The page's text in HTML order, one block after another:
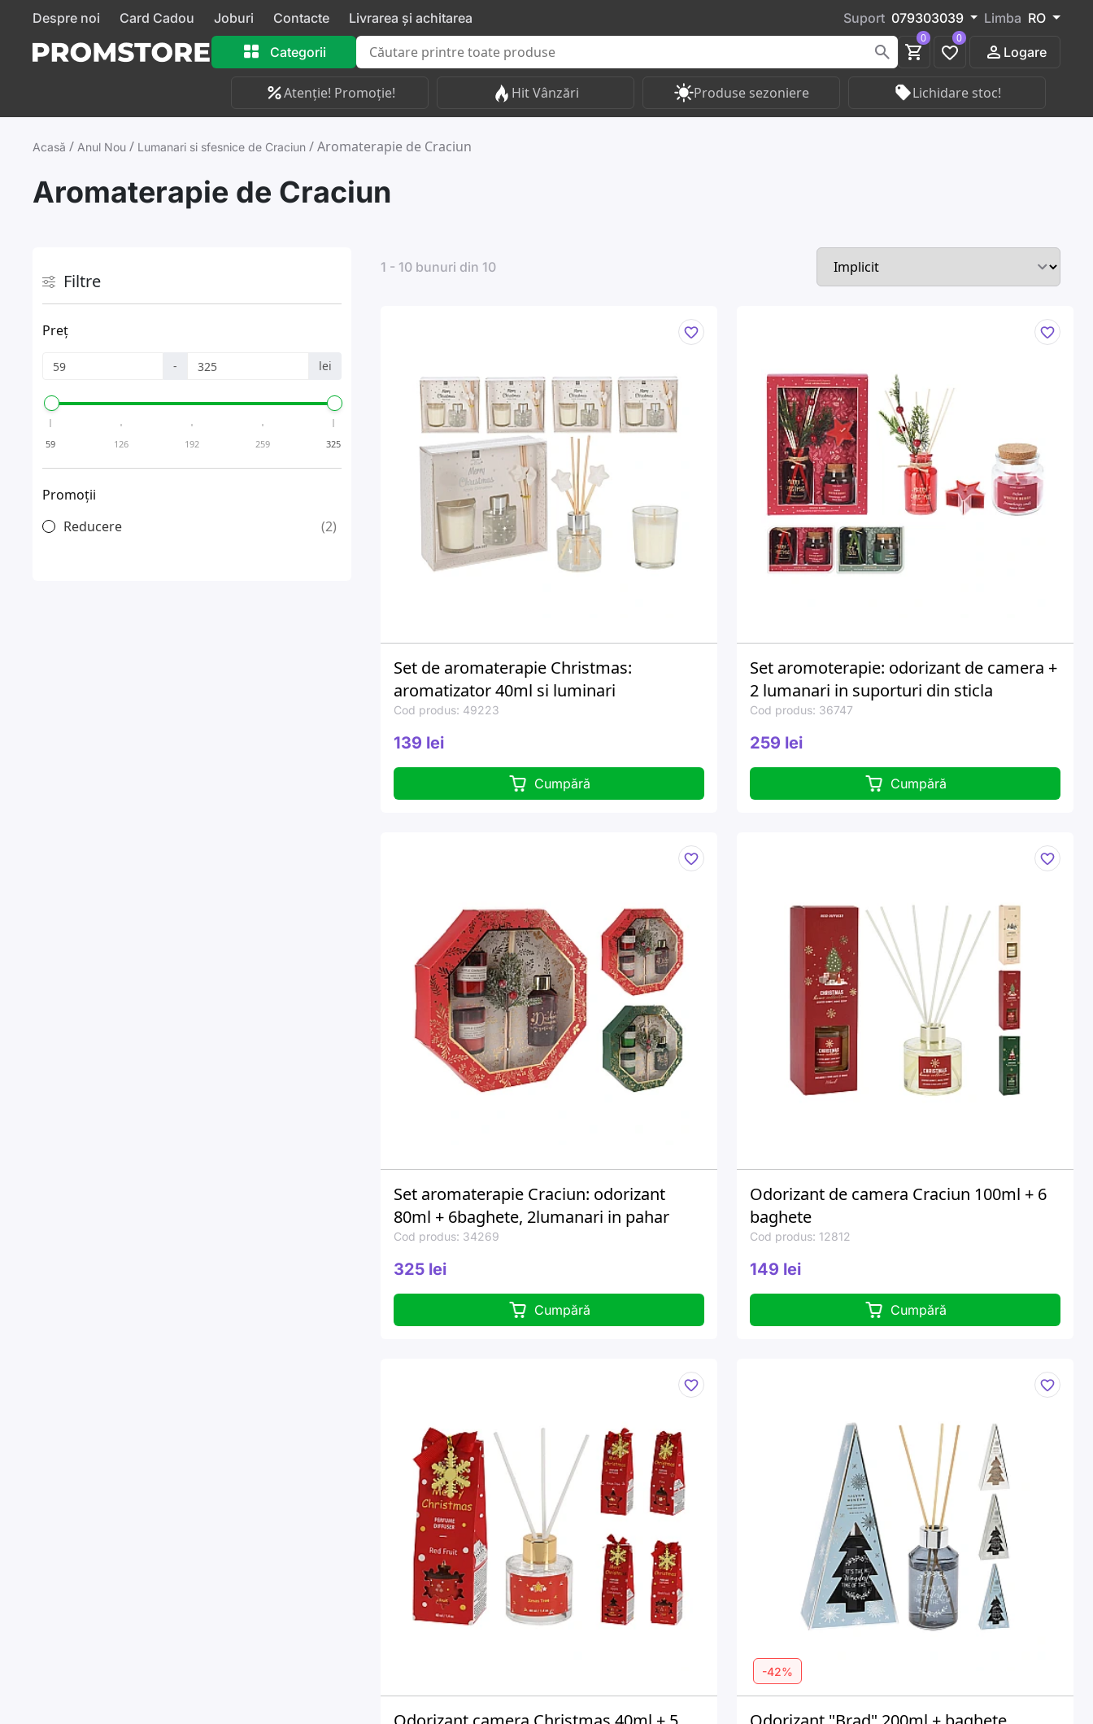
Despre noi Card Cadou Joburi Contacte Livrarea și achitarea Suport 079303039 Limba RO
Categorii
0 0
Logare
Atenție! Promoție! Hit Vânzări Produse sezoniere Lichidare stoc!
Acasă / Anul Nou / Lumanari si sfesnice de Craciun /Aromaterapie de Craciun
Aromaterapie de Craciun
Filtre
Preț
- lei
59 126 192 259 325
Promoții
Reducere
2
1 - 10 bunuri din 10
Set de aromaterapie Christmas:
aromatizator 40ml si luminari
Cod produs: 49223
139 lei
Cumpără
Set aromoterapie: odorizant de camera +
2 lumanari in suporturi din sticla
Cod produs: 36747
259 lei
Cumpără
Set aromaterapie Craciun: odorizant
80ml + 6baghete, 2lumanari in pahar
Cod produs: 34269
325 lei
Cumpără
Odorizant de camera Craciun 100ml + 6
baghete
Cod produs: 12812
149 lei
Cumpără
-42%